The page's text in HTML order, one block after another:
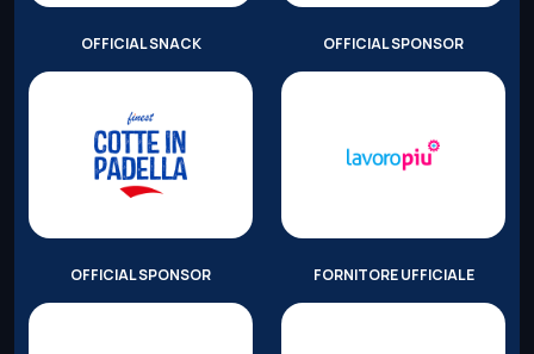
OFFICIAL SNACK OFFICIAL SPONSOR
OFFICIAL SPONSOR FORNITORE UFFICIALE